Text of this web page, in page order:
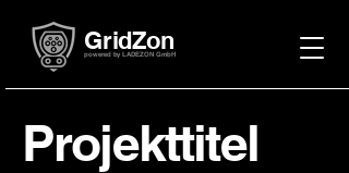
GridZon
powered by LADEZON GmbH
Projekttitel